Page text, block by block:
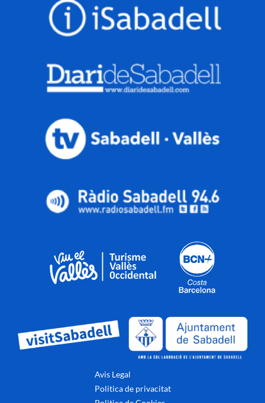
Avis Legal
Politica de privacitat